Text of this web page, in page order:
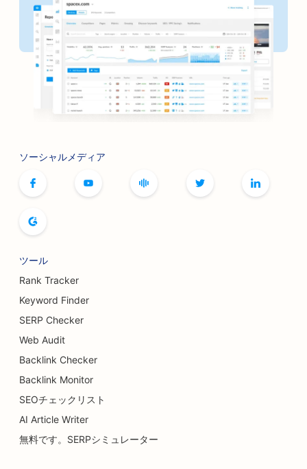
ソーシャルメディア
ツール
Rank Tracker
Keyword Finder
SERP Checker
Web Audit
Backlink Checker
Backlink Monitor
SEOチェックリスト
AI Article Writer
無料です。SERPシミュレーター